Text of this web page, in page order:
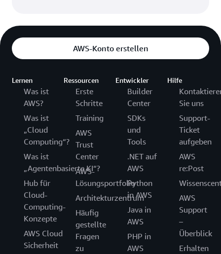
AWS-Konto erstellen
Lernen
Was ist
AWS?
Was ist
„Cloud
Computing“?
Was ist
„Agentenbasierte KI“?
Hub für
Cloud-
Computing-
Konzepte
AWS Cloud
Sicherheit
Ressourcen
Erste
Schritte
Training
AWS
Trust
Center
AWS-
Lösungsportfolio
Architekturzentrum
Häufig
gestellte
Fragen
zu
Entwickler
Builder
Center
SDKs
und
Tools
.NET auf
AWS
Python
in AWS
Java in
AWS
PHP in
AWS
Hilfe
Sie uns
Support-
Ticket
aufgeben
AWS
re:Post
AWS
Support
–
Überblick
Erhalten